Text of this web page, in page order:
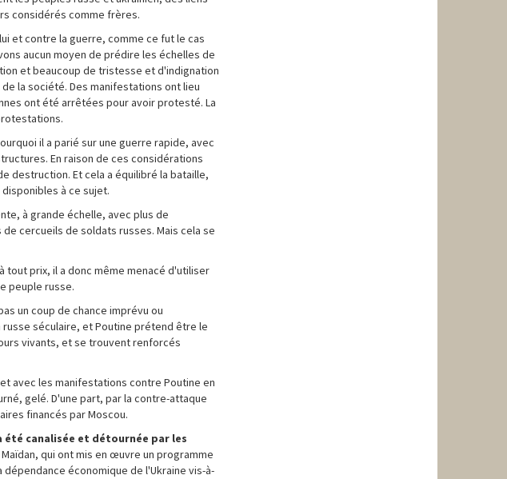
considérés comme frères.
et contre la guerre, comme ce fut le cas
aucun moyen de prédire les échelles de
et beaucoup de tristesse et d'indignation
la société. Des manifestations ont lieu
ont été arrêtées pour avoir protesté. La
il a parié sur une guerre rapide, avec
En raison de ces considérations
destruction. Et cela a équilibré la bataille,
à ce sujet.
à grande échelle, avec plus de
cercueils de soldats russes. Mais cela se
tout prix, il a donc même menacé d'utiliser
peuple russe.
un coup de chance imprévu ou
russe séculaire, et Poutine prétend être le
vivants, et se trouvent renforcés
avec les manifestations contre Poutine en
gelé. D'une part, par la contre-attaque
financés par Moscou.
canalisée et détournée par les
qui ont mis en œuvre un programme
économique de l'Ukraine vis-à-